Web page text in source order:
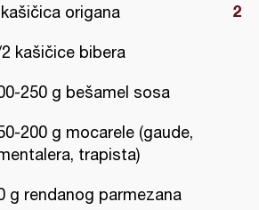
origana
kašičice bibera
250 g bešamel sosa
200 g mocarele (gaude,
trapista)
g rendanog parmezana